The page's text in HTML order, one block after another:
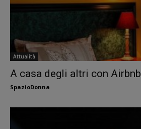
Attualità
A casa degli altri con Airbnb
SpazioDonna